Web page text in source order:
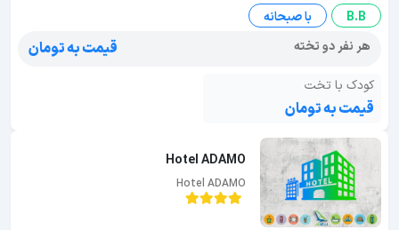
B.B
با صبحانه
هر نفر دو تخته
قیمت به تومان
کودک با تخت
قیمت به تومان
Hotel ADAMO
Hotel ADAMO